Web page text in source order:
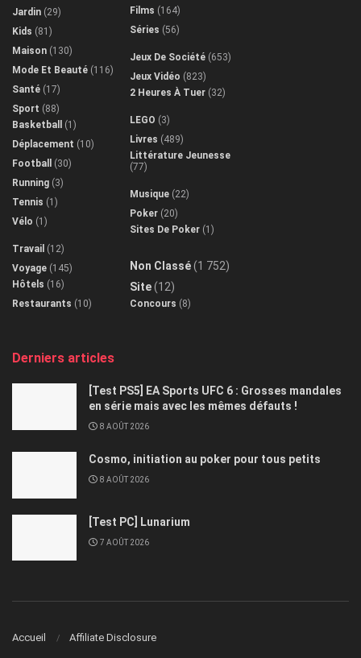
Jardin (29)
Kids (81)
Maison (130)
Mode Et Beauté (116)
Santé (17)
Sport (88)
Basketball
(1)
Déplacement (10)
Football
(30)
Running (3)
Tennis (1)
Vélo (1)
Travail (12)
Voyage (145)
Hôtels (16)
Restaurants (10)
Films (164)
Séries (56)
Jeux De Société (653)
Jeux Vidéo (823)
2 Heures À Tuer (32)
LEGO (3)
Livres (489)
Littérature Jeunesse
(77)
Musique (22)
Poker (20)
Sites De Poker (1)
Non Classé(1 752)
Site(12)
Concours (8)
Derniers articles
[Test PS5] EA Sports UFC 6 : Grosses mandales
en série mais avec les mêmes défauts !
8 AOÛT 2026
Cosmo, initiation au poker pour tous petits
8 AOÛT 2026
[Test PC] Lunarium
7 AOÛT 2026
Accueil Affiliate Disclosure